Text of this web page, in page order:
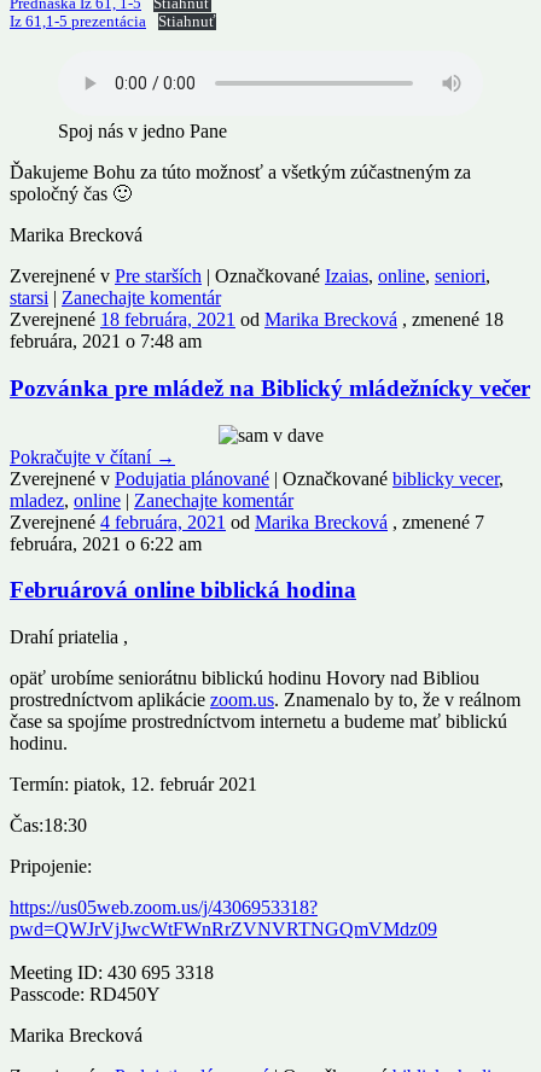
Prednáška Iz 61, 1-5
Stiahnuť
Iz 61,1-5 prezentácia
Stiahnuť
Spoj nás v jedno Pane
Ďakujeme Bohu za túto možnosť a všetkým zúčastneným za
spoločný čas 🙂
Marika Brecková
Zverejnené v Pre starších | Označkované Izaias, online, seniori,
starsi | Zanechajte komentár
Zverejnené 18 februára, 2021 od Marika Brecková , zmenené 18
februára, 2021 o 7:48 am
Pozvánka pre mládež na Biblický mládežnícky večer
Pokračujte v čítaní →
Zverejnené v Podujatia plánované | Označkované biblicky vecer,
mladez, online | Zanechajte komentár
Zverejnené 4 februára, 2021 od Marika Brecková , zmenené 7
februára, 2021 o 6:22 am
Februárová online biblická hodina
Drahí priatelia ,
opäť urobíme seniorátnu biblickú hodinu Hovory nad Bibliou
prostredníctvom aplikácie zoom.us. Znamenalo by to, že v reálnom
čase sa spojíme prostredníctvom internetu a budeme mať biblickú
hodinu.
Termín: piatok, 12. február 2021
Čas:18:30
Pripojenie:
https://us05web.zoom.us/j/4306953318?
pwd=QWJrVjJwcWtFWnRrZVNVRTNGQmVMdz09
Meeting ID: 430 695 3318
Passcode: RD450Y
Marika Brecková